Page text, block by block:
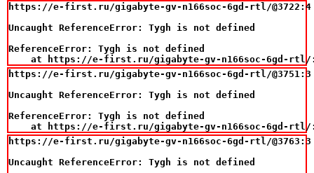
https://e-first.ru/gigabyte-gv-n166soc-6gd-rtl/@3722:4
Uncaught ReferenceError: Tygh is not defined
ReferenceError: Tygh is not defined
at https://e-first.ru/gigabyte-gv-n166soc-6gd-rtl/
https://e-first.ru/gigabyte-gv-n166soc-6gd-rtl/@3751:3
Uncaught ReferenceError: Tygh is not defined
ReferenceError: Tygh is not defined
at https://e-first.ru/gigabyte-gv-n166soc-6gd-rtl/
https://e-first.ru/gigabyte-gv-n166soc-6gd-rtl/@3763:3
Uncaught ReferenceError: Tygh is not defined